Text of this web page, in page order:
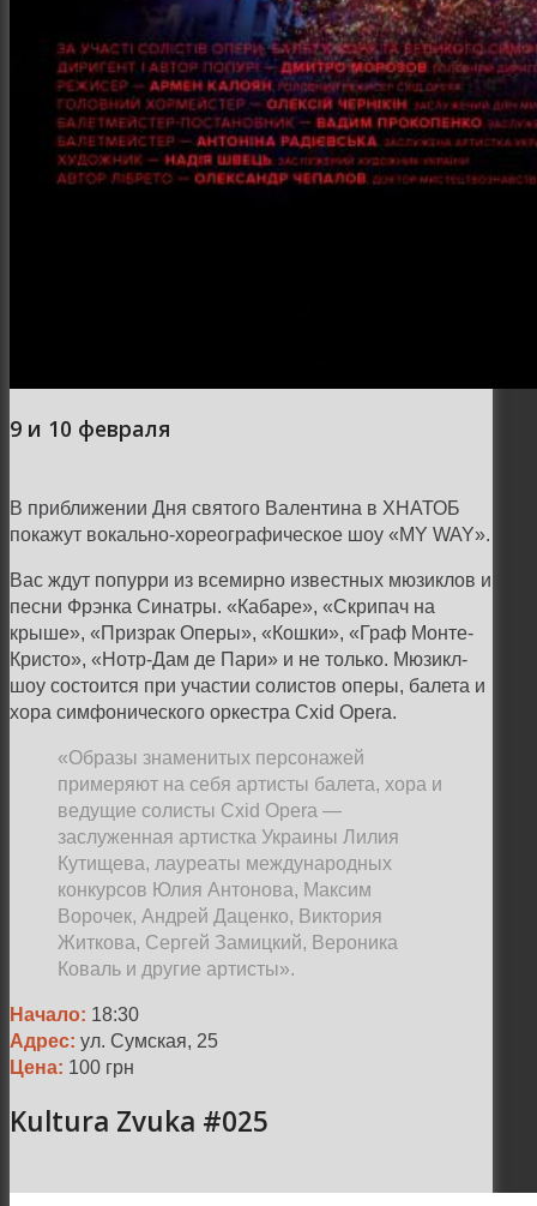
9 и 10 февраля
В приближении Дня святого Валентина в ХНАТОБ
покажут вокально-хореографическое шоу «MY WAY».
Вас ждут попурри из всемирно известных мюзиклов и
песни Фрэнка Синатры. «Кабаре», «Скрипач на
крыше», «Призрак Оперы», «Кошки», «Граф Монте-
Кристо», «Нотр-Дам де Пари» и не только. Мюзикл-
шоу состоится при участии солистов оперы, балета и
хора симфонического оркестра Сxid Opera.
«Образы знаменитых персонажей
примеряют на себя артисты балета, хора и
ведущие солисты Сxid Opera —
заслуженная артистка Украины Лилия
Кутищева, лауреаты международных
конкурсов Юлия Антонова, Максим
Ворочек, Андрей Даценко, Виктория
Житкова, Сергей Замицкий, Вероника
Коваль и другие артисты».
Начало: 18:30
Адрес: ул. Сумская, 25
Цена: 100 грн
Kultura Zvuka #025